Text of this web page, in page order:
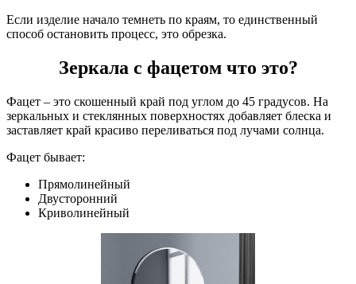
Если изделие начало темнеть по краям, то единственный
способ остановить процесс, это обрезка.
Зеркала с фацетом что это?
Фацет – это скошенный край под углом до 45 градусов. На
зеркальных и стеклянных поверхностях добавляет блеска и
заставляет край красиво переливаться под лучами солнца.
Фацет бывает:
Прямолинейный
Двусторонний
Криволинейный